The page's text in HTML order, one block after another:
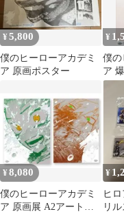
¥5,800
僕のヒーローアカデミ
ア 原画ポスター
¥
僕の
ア
¥8,080
僕のヒーローアカデミ
ア 原画展 A2アートポ
¥
ヒ
リ